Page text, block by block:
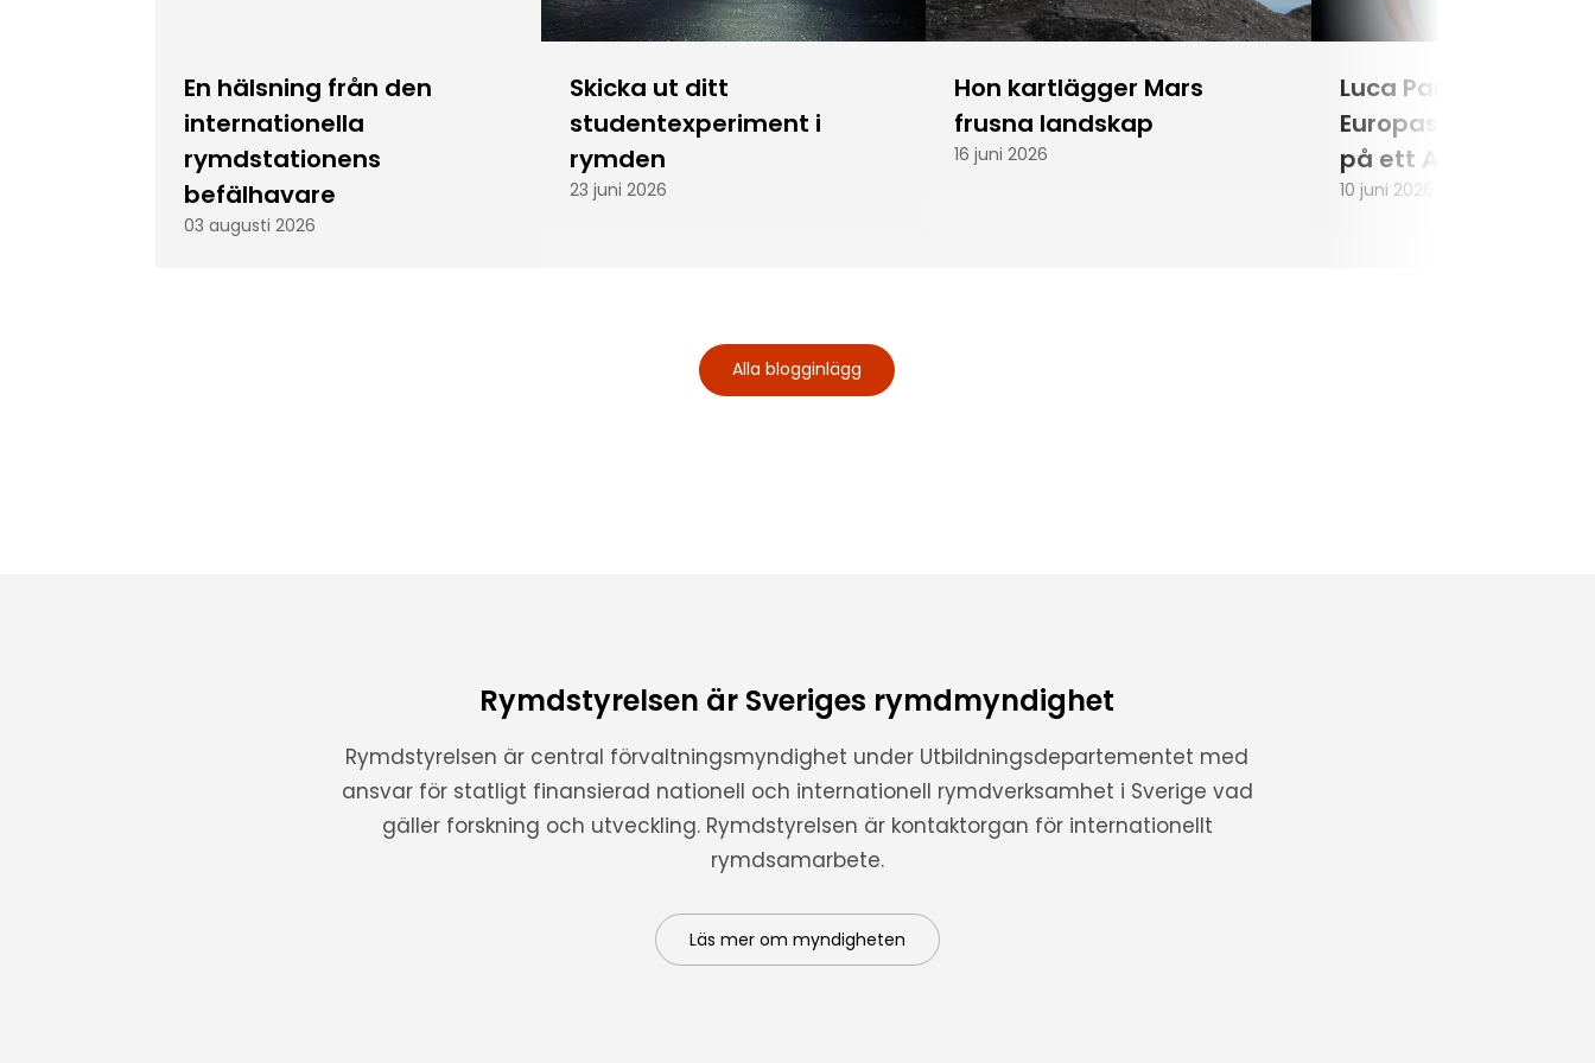
En hälsning från den
internationella
rymdstationens
befälhavare
03 augusti 2026
Skicka ut ditt
studentexperiment i
rymden
23 juni 2026
Hon kartlägger Mars
frusna landskap
16 juni 2026
Luca Parmitano blir
Europas första
på ett
10 juni 2026
Alla blogginlägg
Rymdstyrelsen är Sveriges rymdmyndighet
Rymdstyrelsen är central förvaltningsmyndighet under Utbildningsdepartementet med
ansvar för statligt finansierad nationell och internationell rymdverksamhet i Sverige vad
gäller forskning och utveckling. Rymdstyrelsen är kontaktorgan för internationellt
rymdsamarbete.
Läs mer om myndigheten